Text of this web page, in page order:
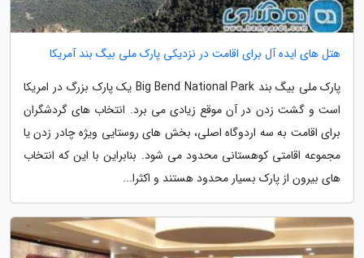
هتل های ایده آل برای اقامت در نزدیکی پارک ملی بیگ بند آمریکا
پارک ملی بیگ بند Big Bend National Park یک پارک بزرگ در امریکا
است و گشت زدن در آن موقع زیادی می برد. انتخاب های گردشگران
برای اقامت به سه اردوگاه اصلی، بخش های روستایی ویژه چادر زدن یا
مجموعه اقامتی کوهستانی محدود می شود. بنابراین با این که انتخاب
های بیرون از پارک بسیار محدود هستند و اکثرا...